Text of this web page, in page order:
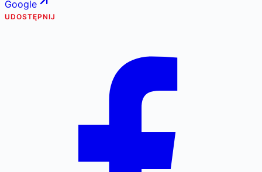
Google
UDOSTĘPNIJ